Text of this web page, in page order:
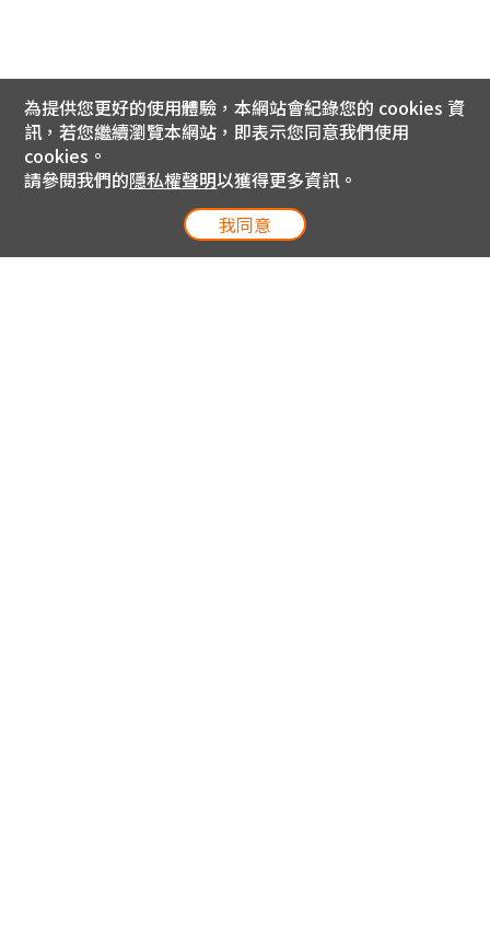
為提供您更好的使用體驗，本網站會紀錄您的 cookies 資
訊，若您繼續瀏覽本網站，即表示您同意我們使用
cookies。
請參閱我們的隱私權聲明以獲得更多資訊。
我同意